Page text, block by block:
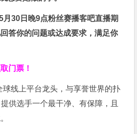
月30日晚9点粉丝赛播客吧直播期
答你的问题或达成要求，满足你
门票！
球线上平台龙头，与享誉世界的扑
供选手一个最干净、有保障，且